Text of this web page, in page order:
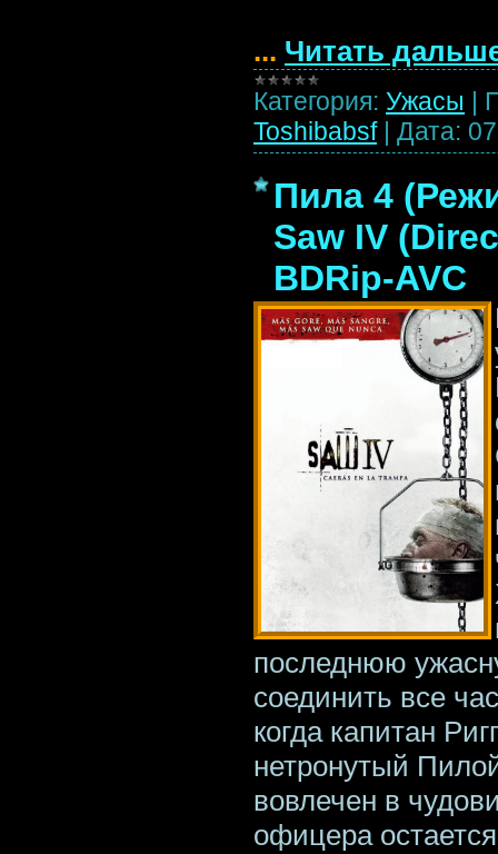
... Читать
Категория: Ужасы |
Toshibabsf | Дата:
Пила 4
Saw IV
BDRip-AVC
последнюю
соединить все
когда капитан
нетронутый
вовлечен в
офицера